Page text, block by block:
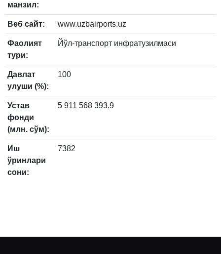
манзил:
Веб сайт: www.uzbairports.uz
Фаолият
тури:
Йўл-транспорт инфратузилмаси
Давлат
улуши (%):
100
Устав
фонди
(млн. сўм):
5 911 568 393.9
Иш
ўринлари
сони:
7382